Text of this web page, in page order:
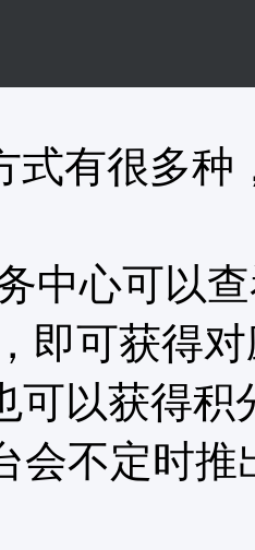
式有很多种
中心可以
即可获得
可以获得
会不定时